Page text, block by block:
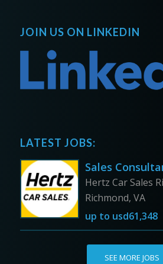
JOIN US ON LINKEDIN
LATEST JOBS:
Sales
Hertz Car Sales
Richmond, VA
up to usd61,348
SEE MORE JOBS